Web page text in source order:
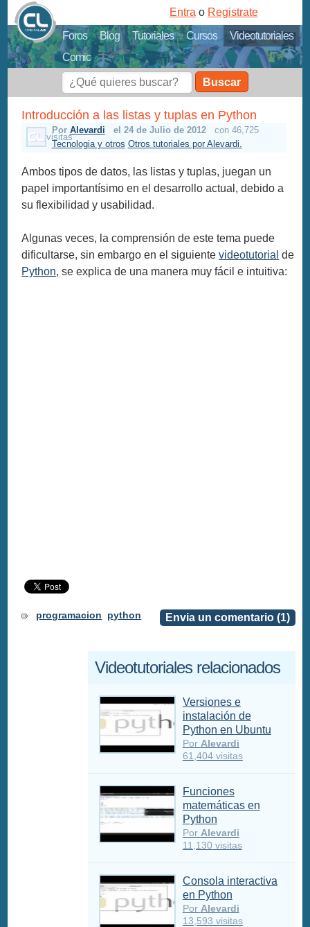
Foros Blog Tutoriales Cursos
Videotutoriales
Comic
Entra o Registrate
Buscar
Introducción a las listas y tuplas en Python
Por Alevardi el 24 de Julio de 2012 con 46,725
visitas
Tecnologia y otros Otros tutoriales por Alevardi.
Ambos tipos de datos, las listas y tuplas, juegan un
papel importantísimo en el desarrollo actual, debido a
su flexibilidad y usabilidad.
Algunas veces, la comprensión de este tema puede
dificultarse, sin embargo en el siguientevideotutorial de
Python, se explica de una manera muy fácil e intuitiva:
Envia un comentario (1)
programacion python
Videotutoriales relacionados
Versiones e
instalación de
Python en Ubuntu
Por Alevardi
61,404 visitas
Funciones
matemáticas en
Python
Por Alevardi
11,130 visitas
Consola interactiva
en Python
Por Alevardi
13,593 visitas